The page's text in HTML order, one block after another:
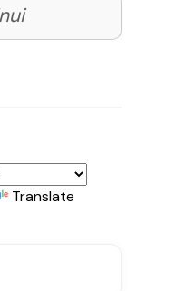
Translate